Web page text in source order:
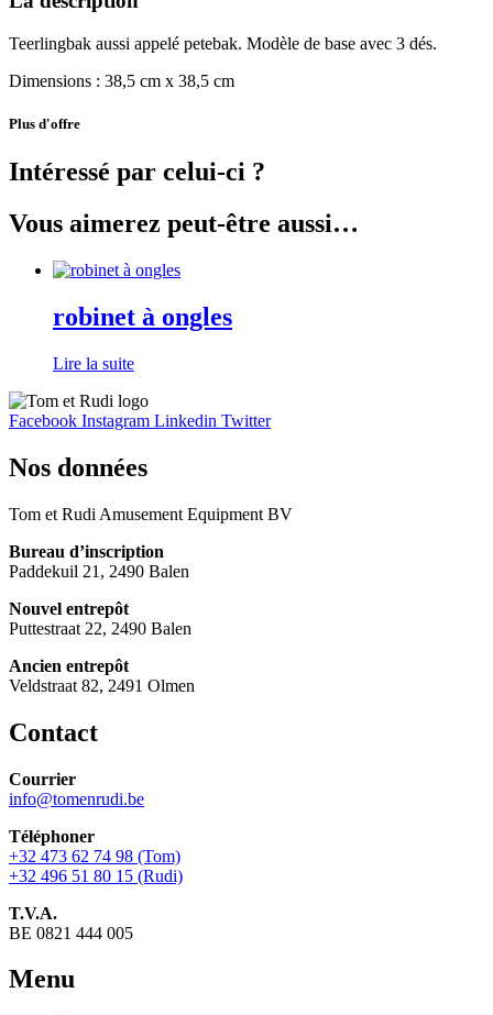
Teerlingbak aussi appelé petebak. Modèle de base avec 3 dés.
Dimensions : 38,5 cm x 38,5 cm
Plus d'offre
Intéressé par celui-ci ?
Vous aimerez peut-être aussi…
robinet à ongles
Lire la suite
Facebook Instagram Linkedin Twitter
Nos données
Tom et Rudi Amusement Equipment BV
Bureau d’inscription
Paddekuil 21, 2490 Balen
Nouvel entrepôt
Puttestraat 22, 2490 Balen
Ancien entrepôt
Veldstraat 82, 2491 Olmen
Contact
Courrier
info@tomenrudi.be
Téléphoner
+32 473 62 74 98 (Tom)
+32 496 51 80 15 (Rudi)
T.V.A.
BE 0821 444 005
Menu